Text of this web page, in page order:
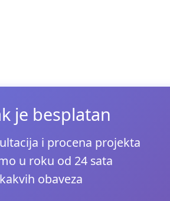
je besplatan
i procena projekta
u roku od 24 sata
obaveza